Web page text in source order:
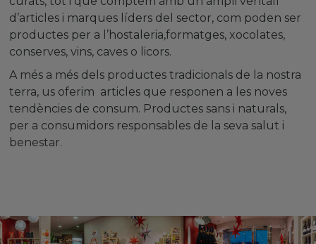
d’articles i marques líders del sector, com poden ser
productes per a l’hostaleria,formatges, xocolates,
conserves, vins, caves o licors.
A més a més dels productes tradicionals de la nostra
terra, us oferim articles que responen a les noves
tendències de consum. Productes sans i naturals,
per a consumidors responsables de la seva salut i
benestar.